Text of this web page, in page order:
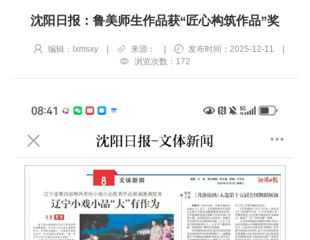
沈阳日报：鲁美师生作品获“匠心构筑作品”奖
编辑：lxmsxy | 来源： | 发布时间：2025-12-11
|
浏览次数： 172